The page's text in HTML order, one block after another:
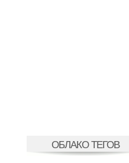
ОБЛАКО ТЕГОВ